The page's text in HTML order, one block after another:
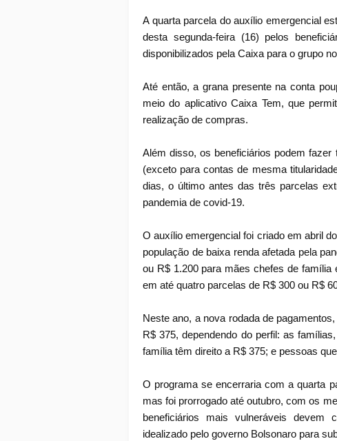
A quarta parcela do auxílio emergencial
desta segunda-feira (16) pelos
disponibilizados pela Caixa para o grupo
Até então, a grana presente na conta
meio do aplicativo Caixa Tem, que
realização de compras.
Além disso, os beneficiários podem
(exceto para contas de mesma
dias, o último antes das três parcelas
pandemia de covid-19.
O auxílio emergencial foi criado em abril
população de baixa renda afetada pela
ou R$ 1.200 para mães chefes de família
em até quatro parcelas de R$ 300 ou R$
Neste ano, a nova rodada de
R$ 375, dependendo do perfil: as
família têm direito a R$ 375; e pessoas
O programa se encerraria com a quarta
mas foi prorrogado até outubro, com os
beneficiários mais vulneráveis
idealizado pelo governo Bolsonaro para